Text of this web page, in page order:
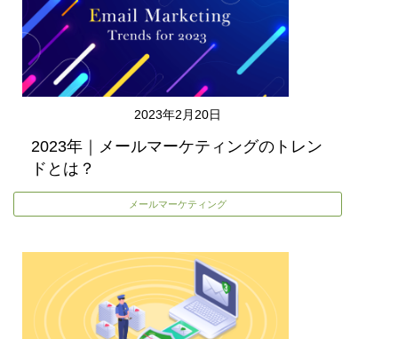
2023年2月20日
2023年｜メールマーケティングのトレン
ドとは？
メールマーケティング